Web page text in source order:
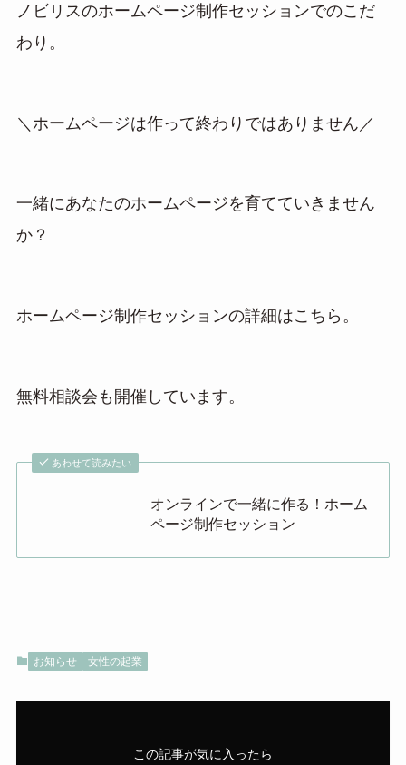
ノビリスのホームページ制作セッションでのこだ
わり。
＼ホームページは作って終わりではありません／
一緒にあなたのホームページを育てていきません
か？
ホームページ制作セッションの詳細はこちら。
無料相談会も開催しています。
あわせて読みたい
オンラインで一緒に作る！ホーム
ページ制作セッション
お知らせ 女性の起業
この記事が気に入ったら